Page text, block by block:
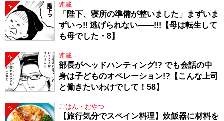
1 連載
「陛下、寝所の準備が整いました」まずいま
ずいっ!! 逃げられない――!!!【母は転生して
も母でした・8】
2 連載
部長がヘッドハンティング!? でも会話の中
身は子どものオペレーション!?【こんな上司
と働きたいわけでして！58】
3 ごはん・おやつ
【旅行気分でスペイン料理】炊飯器に材料を